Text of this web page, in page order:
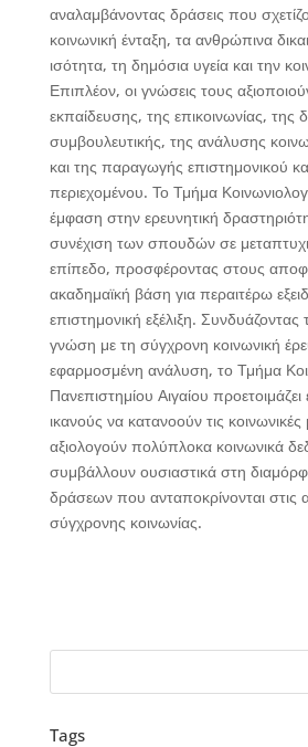
αναλαμβάνοντας δράσεις που
κοινωνική ένταξη, τα ανθρώπινα
ισότητα, τη δημόσια υγεία και την
Επιπλέον, οι γνώσεις τους
εκπαίδευσης, της επικοινωνίας, της
συμβουλευτικής, της ανάλυσης
και της παραγωγής επιστημονικού
περιεχομένου. Το Τμήμα
έμφαση στην ερευνητική
συνέχιση των σπουδών σε
επίπεδο, προσφέροντας στους
ακαδημαϊκή βάση για περαιτέρω
επιστημονική εξέλιξη. Συνδυάζοντας
γνώση με τη σύγχρονη κοινωνική
εφαρμοσμένη ανάλυση, το Τμήμα
Πανεπιστημίου Αιγαίου
ικανούς να κατανοούν τις
αξιολογούν πολύπλοκα κοινωνικά
συμβάλλουν ουσιαστικά στη
δράσεων που ανταποκρίνονται στις
σύγχρονης κοινωνίας.
Tags